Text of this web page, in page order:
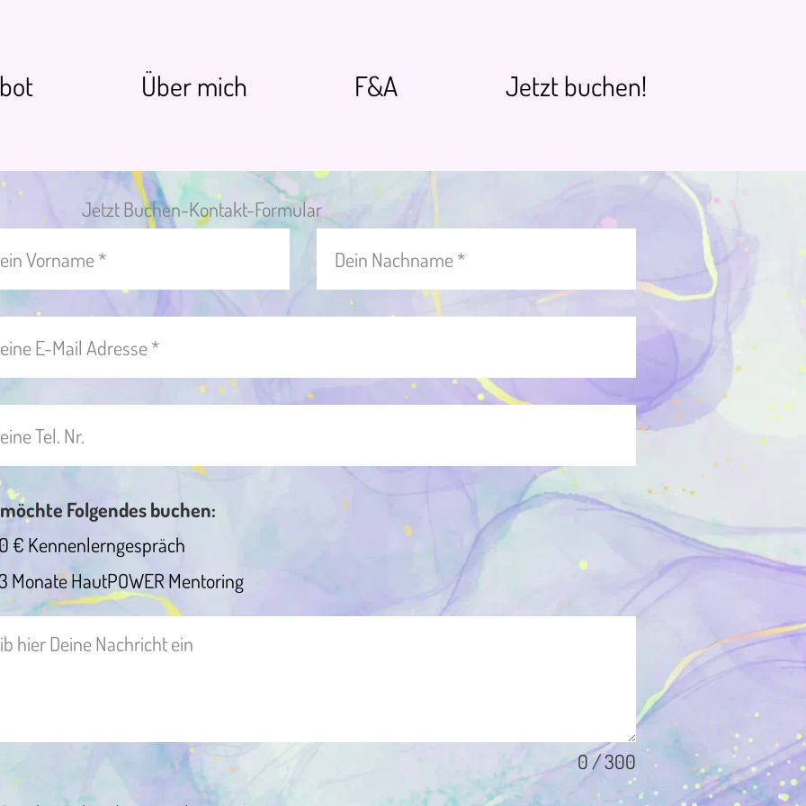
Über mich F&A Jetzt buchen!
Jetzt Buchen-Kontakt-Formular
Folgendes buchen:
€ Kennenlerngespräch
Monate HautPOWER Mentoring
0 / 300